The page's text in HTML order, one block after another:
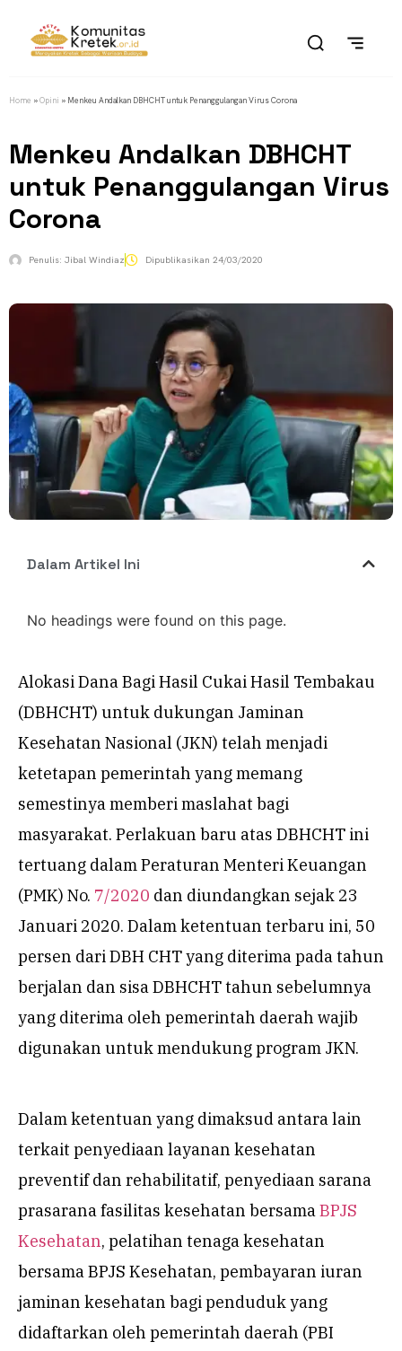
Home »Opini » Menkeu Andalkan DBHCHT untuk Penanggulangan Virus Corona
Menkeu Andalkan DBHCHT
untuk Penanggulangan Virus
Corona
Penulis: Jibal Windiaz Dipublikasikan 24/03/2020
Dalam Artikel Ini
No headings were found on this page.
Alokasi Dana Bagi Hasil Cukai Hasil Tembakau
(DBHCHT) untuk dukungan Jaminan
Kesehatan Nasional (JKN) telah menjadi
ketetapan pemerintah yang memang
semestinya memberi maslahat bagi
masyarakat. Perlakuan baru atas DBHCHT ini
tertuang dalam Peraturan Menteri Keuangan
(PMK) No. 7/2020 dan diundangkan sejak 23
Januari 2020. Dalam ketentuan terbaru ini, 50
persen dari DBH CHT yang diterima pada tahun
berjalan dan sisa DBHCHT tahun sebelumnya
yang diterima oleh pemerintah daerah wajib
digunakan untuk mendukung program JKN.
Dalam ketentuan yang dimaksud antara lain
terkait penyediaan layanan kesehatan
preventif dan rehabilitatif, penyediaan sarana
prasarana fasilitas kesehatan bersamaBPJS
Kesehatan, pelatihan tenaga kesehatan
bersama BPJS Kesehatan, pembayaran iuran
jaminan kesehatan bagi penduduk yang
didaftarkan oleh pemerintah daerah (PBI